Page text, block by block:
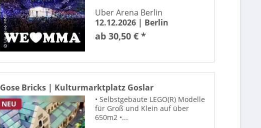
Bergen Philharmonic Orchestra
Best Of Musicals
Bloc Party
BLOK3
Blue
Bryan Adams
Bülent Ceylan
Uber Arena Berlin
12.12.2026 | Berlin
ab 30,50 € *
NEU
Gose Bricks | Kulturmarktplatz Goslar
• Selbstgebaute LEGO(R) Modelle
für Groß und Klein auf über
650m2 •...